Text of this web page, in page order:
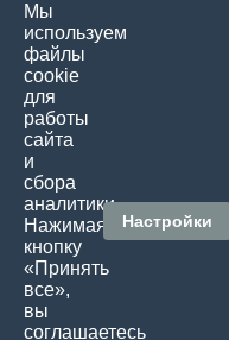
Связаться с нами
Отзывы покупателей
Карта сайта
Дополнительно
Подарочные
Товары со скидкой
Личный кабинет
Личный кабинет
История заказов
Мы
используем
файлы
cookie
для
работы
сайта
и
сбора
аналитики.
Нажимая
кнопку
«Принять
все»,
вы
соглашаетесь
Настройки